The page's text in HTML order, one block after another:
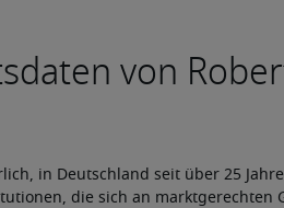
in Deutschland seit über 25
die sich an marktgerechten